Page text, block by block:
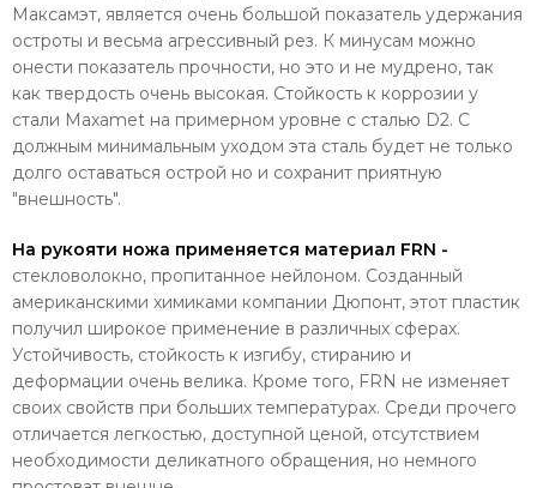
Максамэт, является очень большой показатель удержания
остроты и весьма агрессивный рез. К минусам можно
онести показатель прочности, но это и не мудрено, так
как твердость очень высокая. Стойкость к коррозии у
стали Maxamet на примерном уровне с сталью D2. С
должным минимальным уходом эта сталь будет не только
долго оставаться острой но и сохранит приятную
"внешность".
На рукояти ножа применяется материал FRN -
стекловолокно, пропитанное нейлоном. Созданный
американскими химиками компании Дюпонт, этот пластик
получил широкое применение в различных сферах.
Устойчивость, стойкость к изгибу, стиранию и
деформации очень велика. Кроме того, FRN не изменяет
своих свойств при больших температурах. Среди прочего
отличается легкостью, доступной ценой, отсутствием
необходимости деликатного обращения, но немного